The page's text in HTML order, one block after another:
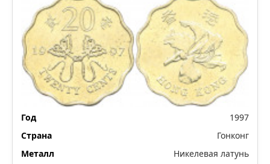
1997
Гонконг
Никелевая латунь